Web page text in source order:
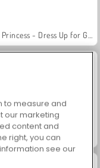
Farm Merge Valley
to measure and
our marketing
content and
right, you can
see our